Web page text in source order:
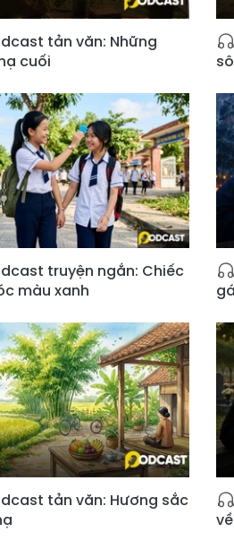
tản văn: Những
cuối
truyện ngắn: Chiếc
màu xanh
tản văn: Hương sắc
về